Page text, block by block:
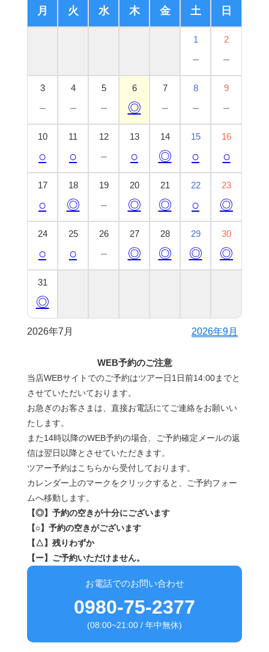
WEB予約のご注意
当店WEBサイトでのご予約はツアー日1日前14:00までと
させていただいております。
お急ぎのお客さまは、直接お電話にてご連絡をお願いい
たします。
また14時以降のWEB予約の場合、ご予約確定メールの返
信は翌日以降とさせていただきます。
ツアー予約はこちらから受付しております。
カレンダー上のマークをクリックすると、ご予約フォー
ムへ移動します。
【◎】予約の空きが十分にございます
【○】予約の空きがございます
【△】残りわずか
【ー】ご予約いただけません。
お電話でのお問い合わせ
0980-75-2377
(08:00~21:00 / 年中無休)
月 火 水 木 金 土 日
1
－
2
－
3
－
4
－
5
－
6
◎
7
－
8
－
9
－
10
○
11
○
12
－
13
○
14
◎
15
○
16
○
17
○
18
◎
19
－
20
◎
21
◎
22
○
23
◎
24
○
25
○
26
－
27
◎
28
◎
29
◎
30
◎
31
◎
2026年7月 2026年9月